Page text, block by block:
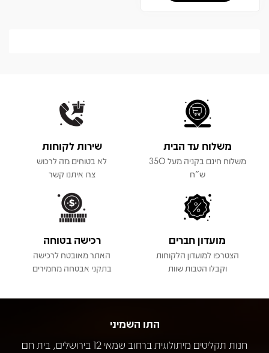
משלוח עד הבית
משלוח חינם בקניה מעל 350
ש"ח
שירות לקוחות
לא בטוחים מה לרכוש
צרו איתנו קשר
מועדון חברים
הצטרפו למועדון הלקוחות
וקבלו הטבות שוות
רכישה בטוחה
האתר מאובטח לרכישה
בתקני אבטחה מחמירים
התו השמיני
חנות תקליטים מיתולוגית ברחוב שמאי 12 בירושלים, בית חם